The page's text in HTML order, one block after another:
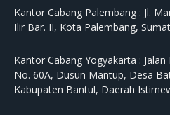
Kantor Cabang Palembang : Jl.
Ilir Bar. II, Kota Palembang,
Kantor Cabang Yogyakarta :
No. 60A, Dusun Mantup, Desa
Kabupaten Bantul, Daerah